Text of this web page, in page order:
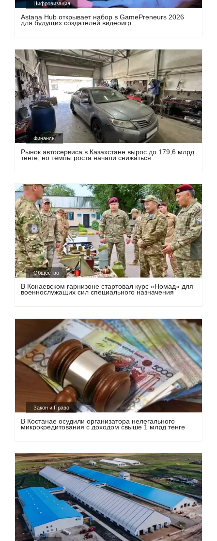
Цифровизация
Astana Hub открывает набор в GamePreneurs 2026
для будущих создателей видеоигр
Финансы
Рынок автосервиса в Казахстане вырос до 179,6 млрд
тенге, но темпы роста начали снижаться
Общество
В Конаевском гарнизоне стартовал курс «Номад» для
военнослужащих сил специального назначения
Закон и Право
В Костанае осудили организатора нелегального
микрокредитования с доходом свыше 1 млрд тенге